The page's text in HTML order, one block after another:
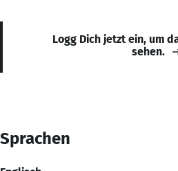
Logg Dich jetzt ein, um
sehen.
Sprachen